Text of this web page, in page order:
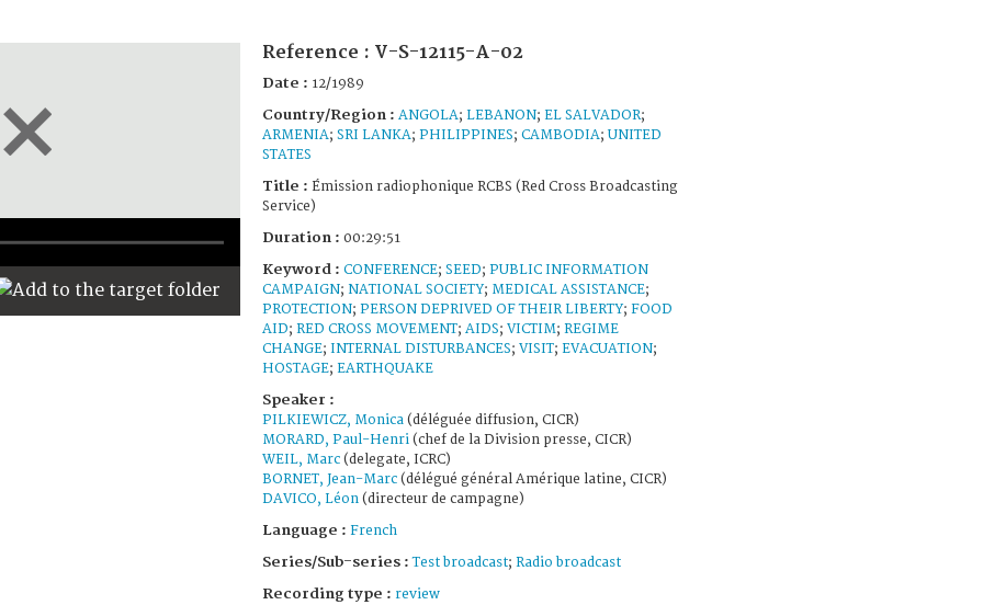
Reference : V-S-12115-A-02
Date : 12/1989
Country/Region : ANGOLA; LEBANON; EL SALVADOR;
ARMENIA; SRI LANKA; PHILIPPINES; CAMBODIA; UNITED
STATES
Title : Émission radiophonique RCBS (Red Cross Broadcasting
Service)
Duration : 00:29:51
Keyword : CONFERENCE; SEED; PUBLIC INFORMATION
CAMPAIGN; NATIONAL SOCIETY; MEDICAL ASSISTANCE;
PROTECTION; PERSON DEPRIVED OF THEIR LIBERTY; FOOD
AID; RED CROSS MOVEMENT; AIDS; VICTIM; REGIME
CHANGE; INTERNAL DISTURBANCES; VISIT; EVACUATION;
HOSTAGE; EARTHQUAKE
Speaker :
PILKIEWICZ, Monica (déléguée diffusion, CICR)
MORARD, Paul-Henri (chef de la Division presse, CICR)
WEIL, Marc (delegate, ICRC)
BORNET, Jean-Marc (délégué général Amérique latine, CICR)
DAVICO, Léon (directeur de campagne)
Language : French
Series/Sub-series :Test broadcast; Radio broadcast
Recording type : review